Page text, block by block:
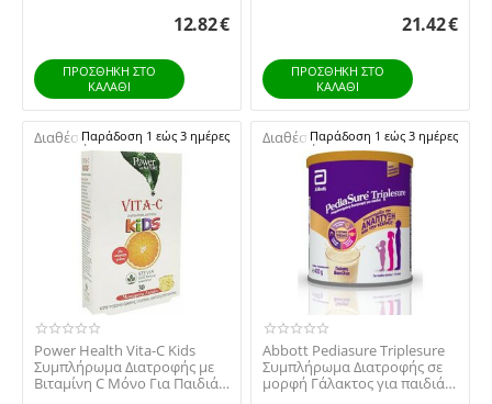
12.82€
ΠΡΟΣΘΉΚΗ ΣΤΟ
ΚΑΛΆΘΙ
21.42€
ΠΡΟΣΘΉΚΗ ΣΤΟ
ΚΑΛΆΘΙ
Διαθέσιμο:Παράδοση 1 εώς 3 ημέρες
Power Health Vita-C Kids
Συμπλήρωμα Διατροφής με
Βιταμίνη C Μόνο Για Παιδιά
Διαθέσιμο:Παράδοση 1 εώς 3 ημέρες
Abbott Pediasure Triplesure
Συμπλήρωμα Διατροφής σε
μορφή Γάλακτος για παιδιά